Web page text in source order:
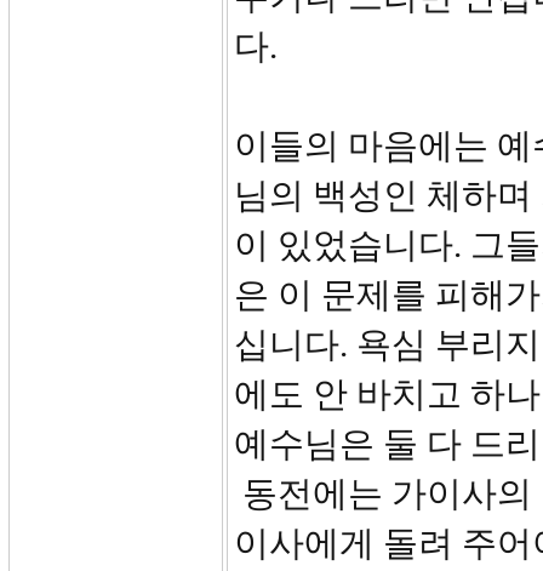
다.
이들의 마음에는
님의 백성인 체하
이 있었습니다. 그
은 이 문제를 피해
십니다. 욕심 부리
에도 안 바치고 하
예수님은 둘 다 드
동전에는 가이사
이사에게 돌려 주